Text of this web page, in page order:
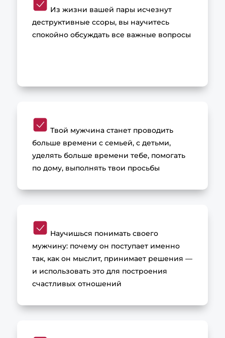
Из жизни вашей пары исчезнут
деструктивные ссоры, вы научитесь
спокойно обсуждать все важные вопросы
Твой мужчина станет проводить
больше времени с семьей, с детьми,
уделять больше времени тебе, помогать
по дому, выполнять твои просьбы
Научишься понимать своего
мужчину: почему он поступает именно
так, как он мыслит, принимает решения —
и использовать это для построения
счастливых отношений